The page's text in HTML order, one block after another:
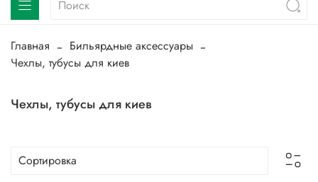
Главная
Бильярдные аксессуары
Чехлы, тубусы для киев
Чехлы, тубусы для киев